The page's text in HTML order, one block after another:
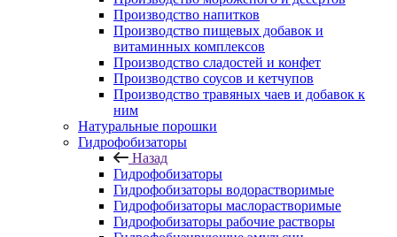
Производство напитков
Производство пищевых добавок и
витаминных комплексов
Производство сладостей и конфет
Производство соусов и кетчупов
Производство травяных чаев и добавок к
ним
Натуральные порошки
Гидрофобизаторы
Назад
Гидрофобизаторы
Гидрофобизаторы водорастворимые
Гидрофобизаторы маслорастворимые
Гидрофобизаторы рабочие растворы